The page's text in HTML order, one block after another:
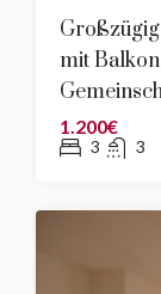
mit
1.200€
3 3